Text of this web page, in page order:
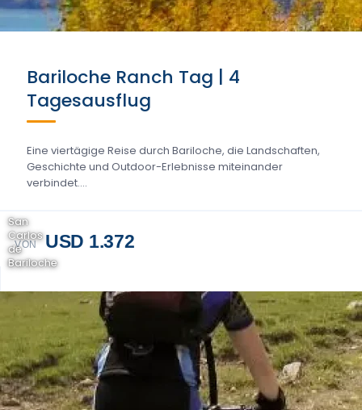
Bariloche Ranch Tag | 4
Tagesausflug
Eine viertägige Reise durch Bariloche, die Landschaften,
Geschichte und Outdoor-Erlebnisse miteinander
verbindet....
VON USD 1.372
San
Carlos
de
Bariloche